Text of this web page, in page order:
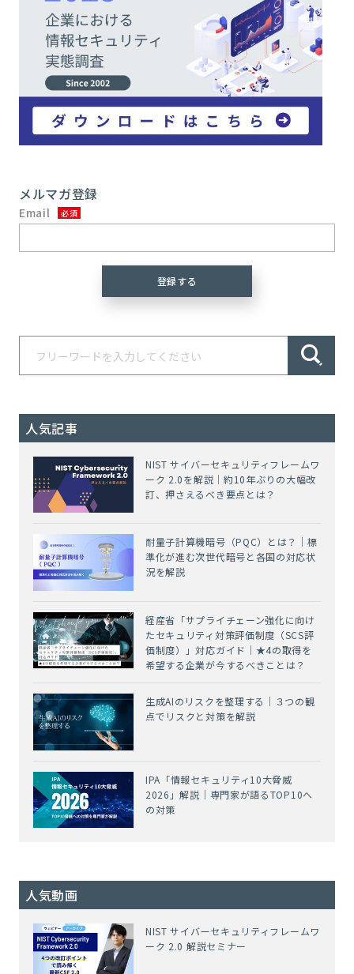
メルマガ登録
Email
人気記事
NIST サイバーセキュリティフレームワ
ーク 2.0を解説｜約10年ぶりの大幅改
訂、押さえるべき要点とは？
耐量子計算機暗号（PQC）とは？｜標
準化が進む次世代暗号と各国の対応状
況を解説
経産省「サプライチェーン強化に向け
たセキュリティ対策評価制度（SCS評
価制度）」対応ガイド｜★4の取得を
希望する企業が今するべきことは？
生成AIのリスクを整理する｜３つの観
点でリスクと対策を解説
IPA「情報セキュリティ10大脅威
2026」解説｜専門家が語るTOP10へ
の対策
人気動画
NIST サイバーセキュリティフレームワ
ーク 2.0 解説セミナー